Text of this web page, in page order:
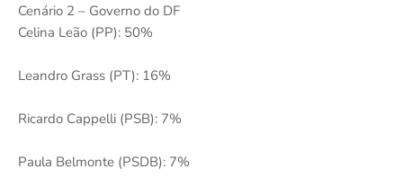
Cenário 2 – Governo do DF
Celina Leão (PP): 50%
Leandro Grass (PT): 16%
Ricardo Cappelli (PSB): 7%
Paula Belmonte (PSDB): 7%